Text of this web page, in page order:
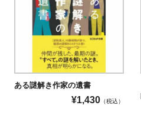
ある謎解き作家の遺書
¥1,430 （税込）